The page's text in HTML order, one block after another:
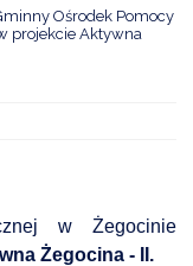
Ośrodek Pomocy
projekcie Aktywna
w Żegocinie
Żegocina - II.